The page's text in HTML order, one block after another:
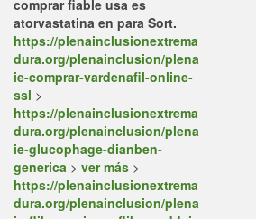
comprar fiable usa es
atorvastatina en para Sort.
https://plenainclusionextrema
dura.org/plenainclusion/plena
ie-comprar-vardenafil-online-
ssl >
https://plenainclusionextrema
dura.org/plenainclusion/plena
ie-glucophage-dianben-
generica > ver más >
https://plenainclusionextrema
dura.org/plenainclusion/plena